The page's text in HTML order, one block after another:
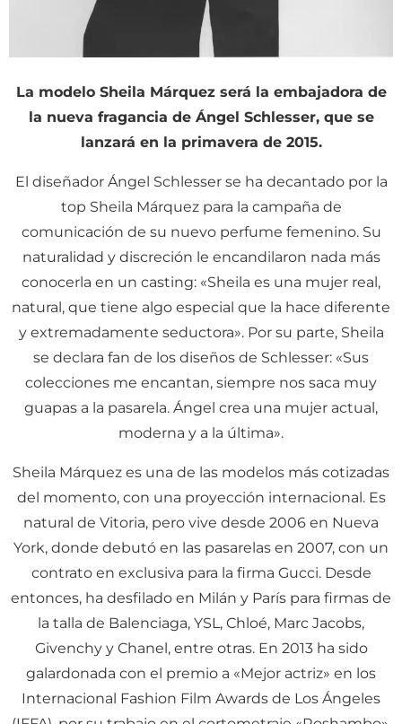
La modelo Sheila Márquez será la embajadora de
la nueva fragancia de Ángel Schlesser, que se
lanzará en la primavera de 2015.
El diseñador Ángel Schlesser se ha decantado por la
top Sheila Márquez para la campaña de
comunicación de su nuevo perfume femenino. Su
naturalidad y discreción le encandilaron nada más
conocerla en un casting: «Sheila es una mujer real,
natural, que tiene algo especial que la hace diferente
y extremadamente seductora». Por su parte, Sheila
se declara fan de los diseños de Schlesser: «Sus
colecciones me encantan, siempre nos saca muy
guapas a la pasarela. Ángel crea una mujer actual,
moderna y a la última».
Sheila Márquez es una de las modelos más cotizadas
del momento, con una proyección internacional. Es
natural de Vitoria, pero vive desde 2006 en Nueva
York, donde debutó en las pasarelas en 2007, con un
contrato en exclusiva para la firma Gucci. Desde
entonces, ha desfilado en Milán y París para firmas de
la talla de Balenciaga, YSL, Chloé, Marc Jacobs,
Givenchy y Chanel, entre otras. En 2013 ha sido
galardonada con el premio a «Mejor actriz» en los
Internacional Fashion Film Awards de Los Ángeles